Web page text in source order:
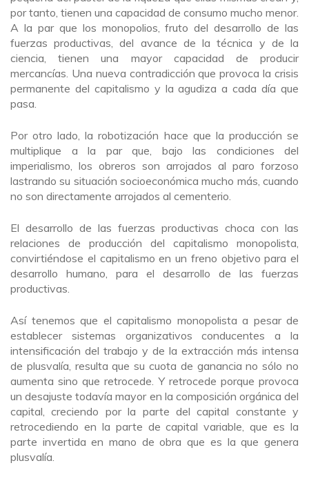
por tanto, tienen una capacidad de consumo mucho menor.
A la par que los monopolios, fruto del desarrollo de las
fuerzas productivas, del avance de la técnica y de la
ciencia, tienen una mayor capacidad de producir
mercancías. Una nueva contradicción que provoca la crisis
permanente del capitalismo y la agudiza a cada día que
pasa.
Por otro lado, la robotización hace que la producción se
multiplique a la par que, bajo las condiciones del
imperialismo, los obreros son arrojados al paro forzoso
lastrando su situación socioeconómica mucho más, cuando
no son directamente arrojados al cementerio.
El desarrollo de las fuerzas productivas choca con las
relaciones de producción del capitalismo monopolista,
convirtiéndose el capitalismo en un freno objetivo para el
desarrollo humano, para el desarrollo de las fuerzas
productivas.
Así tenemos que el capitalismo monopolista a pesar de
establecer sistemas organizativos conducentes a la
intensificación del trabajo y de la extracción más intensa
de plusvalía, resulta que su cuota de ganancia no sólo no
aumenta sino que retrocede. Y retrocede porque provoca
un desajuste todavía mayor en la composición orgánica del
capital, creciendo por la parte del capital constante y
retrocediendo en la parte de capital variable, que es la
parte invertida en mano de obra que es la que genera
plusvalía.